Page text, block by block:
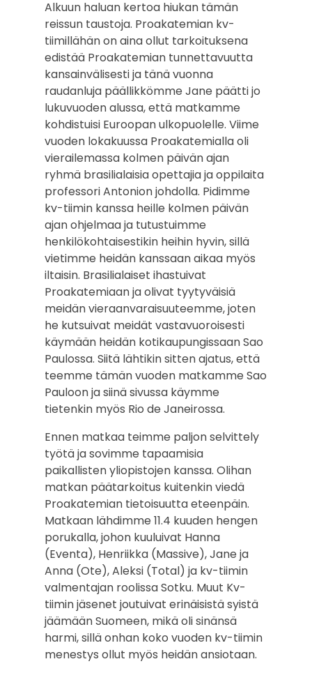
Alkuun haluan kertoa hiukan tämän
reissun taustoja. Proakatemian kv-
tiimillähän on aina ollut tarkoituksena
edistää Proakatemian tunnettavuutta
kansainvälisesti ja tänä vuonna
raudanluja päällikkömme Jane päätti jo
lukuvuoden alussa, että matkamme
kohdistuisi Euroopan ulkopuolelle. Viime
vuoden lokakuussa Proakatemialla oli
vierailemassa kolmen päivän ajan
ryhmä brasilialaisia opettajia ja oppilaita
professori Antonion johdolla. Pidimme
kv-tiimin kanssa heille kolmen päivän
ajan ohjelmaa ja tutustuimme
henkilökohtaisestikin heihin hyvin, sillä
vietimme heidän kanssaan aikaa myös
iltaisin. Brasilialaiset ihastuivat
Proakatemiaan ja olivat tyytyväisiä
meidän vieraanvaraisuuteemme, joten
he kutsuivat meidät vastavuoroisesti
käymään heidän kotikaupungissaan Sao
Paulossa. Siitä lähtikin sitten ajatus, että
teemme tämän vuoden matkamme Sao
Pauloon ja siinä sivussa käymme
tietenkin myös Rio de Janeirossa.
Ennen matkaa teimme paljon selvittely
työtä ja sovimme tapaamisia
paikallisten yliopistojen kanssa. Olihan
matkan päätarkoitus kuitenkin viedä
Proakatemian tietoisuutta eteenpäin.
Matkaan lähdimme 11.4 kuuden hengen
porukalla, johon kuuluivat Hanna
(Eventa), Henriikka (Massive), Jane ja
Anna (Ote), Aleksi (Total) ja kv-tiimin
valmentajan roolissa Sotku. Muut Kv-
tiimin jäsenet joutuivat erinäisistä syistä
jäämään Suomeen, mikä oli sinänsä
harmi, sillä onhan koko vuoden kv-tiimin
menestys ollut myös heidän ansiotaan.